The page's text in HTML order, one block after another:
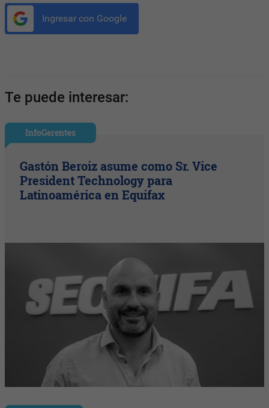
Ingresar con Google
Te puede interesar:
InfoGerentes
Gastón Beroiz asume como Sr. Vice
President Technology para
Latinoamérica en Equifax